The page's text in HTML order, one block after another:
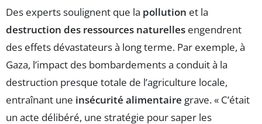
Des experts soulignent que la pollution et la
destruction des ressources naturelles engendrent
des effets dévastateurs à long terme. Par exemple, à
Gaza, l’impact des bombardements a conduit à la
destruction presque totale de l’agriculture locale,
entraînant une insécurité alimentaire grave. « C’était
un acte délibéré, une stratégie pour saper les